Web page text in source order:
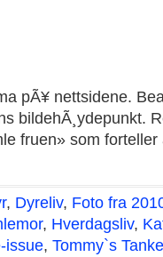
pÃ¥ nettsidene.
bildehÃ¸ydepunkt.
fruen» som
, Dyreliv, Foto fra
, Hverdagsliv,
issue, Tommy`s